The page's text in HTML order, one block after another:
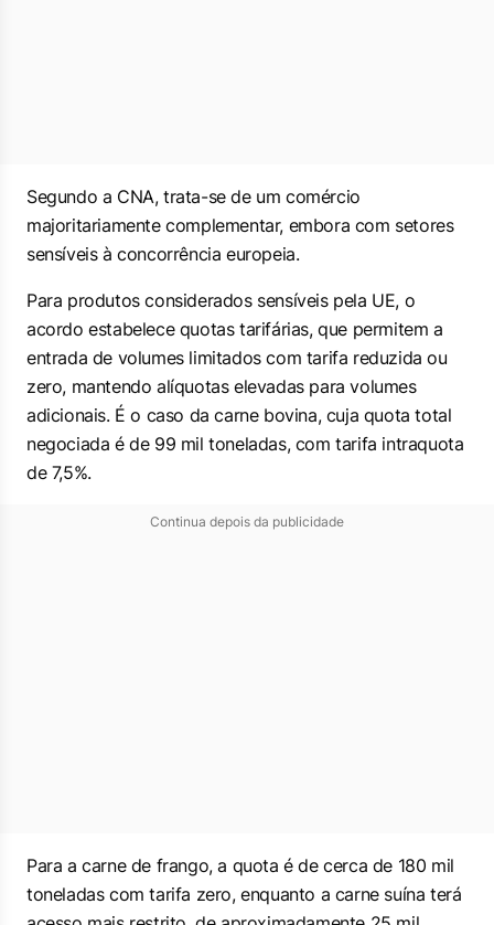
Segundo a CNA, trata-se de um comércio
majoritariamente complementar, embora com setores
sensíveis à concorrência europeia.
Para produtos considerados sensíveis pela UE, o
acordo estabelece quotas tarifárias, que permitem a
entrada de volumes limitados com tarifa reduzida ou
zero, mantendo alíquotas elevadas para volumes
adicionais. É o caso da carne bovina, cuja quota total
negociada é de 99 mil toneladas, com tarifa intraquota
de 7,5%.
Continua depois da publicidade
Para a carne de frango, a quota é de cerca de 180 mil
toneladas com tarifa zero, enquanto a carne suína terá